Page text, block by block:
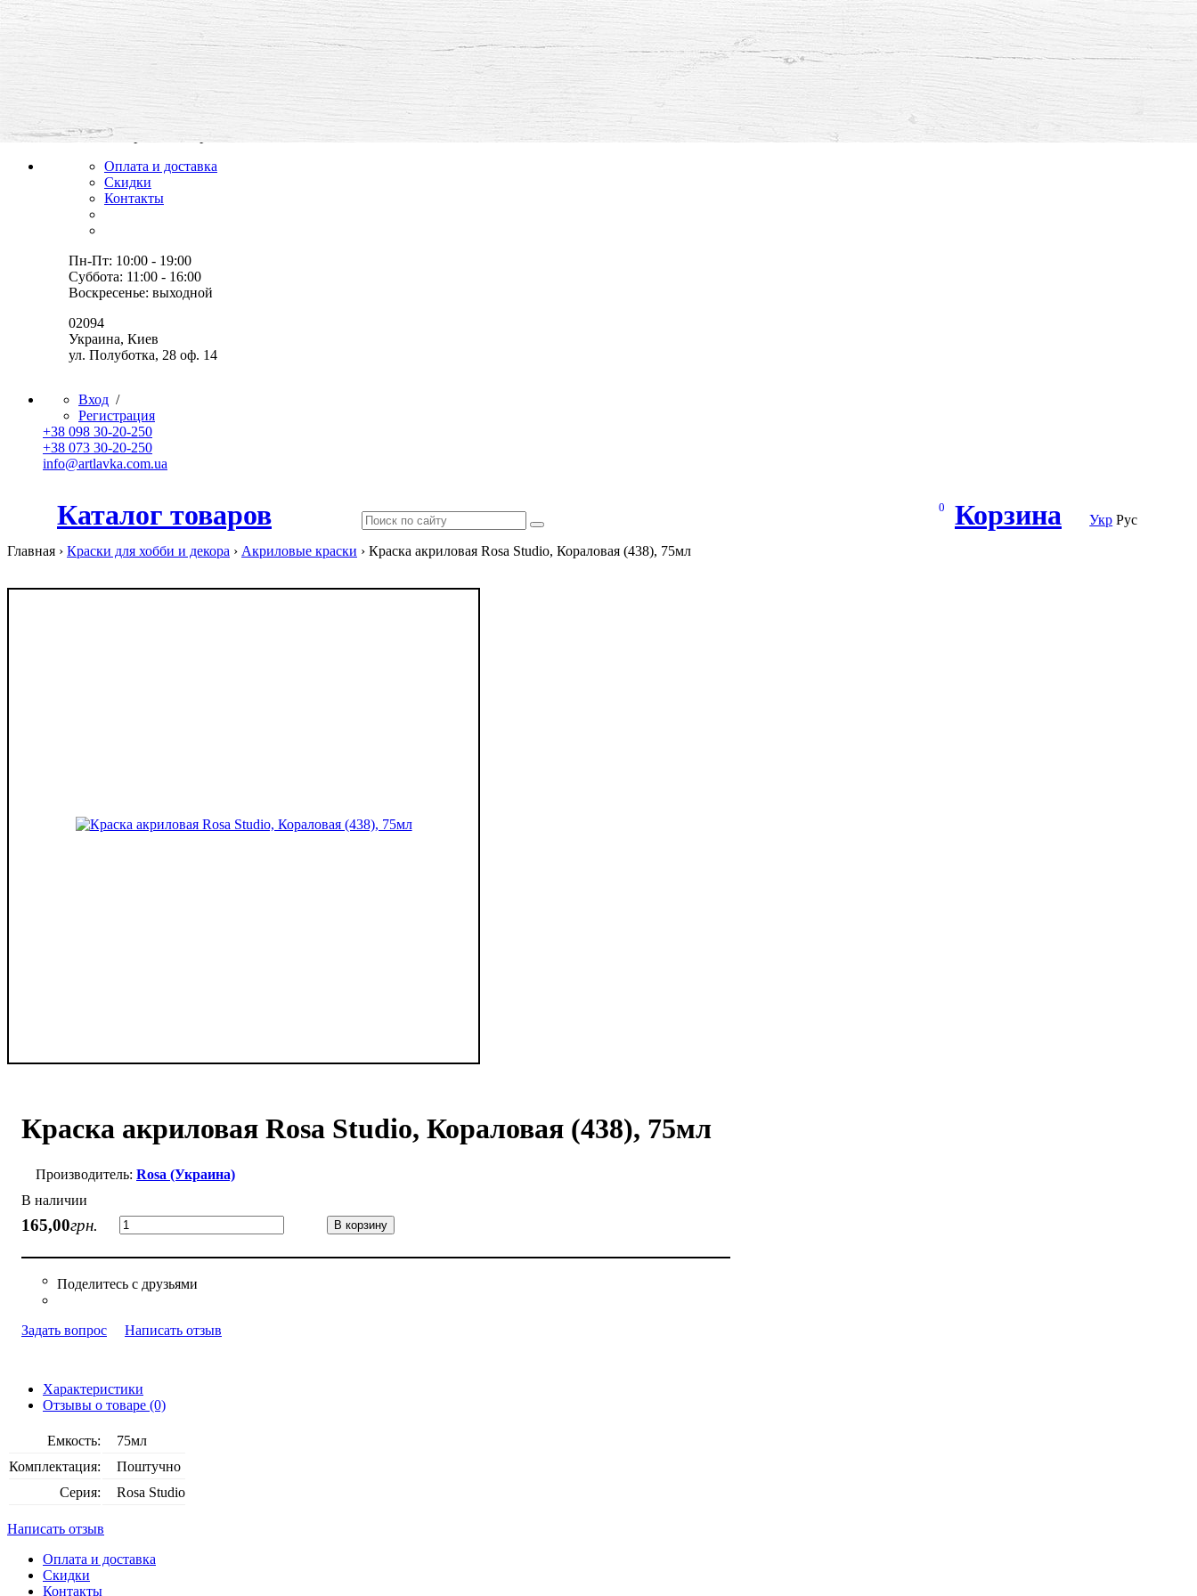
все для творчества и хобби,
товары, мастер-классы, идеи
Оплата и доставка
Скидки
Контакты
Пн-Пт: 10:00 - 19:00
Суббота: 11:00 - 16:00
Воскресенье: выходной
02094
Украина, Киев
ул. Полуботка, 28 оф. 14
Вход /
Регистрация
+38 098 30-20-250
+38 073 30-20-250
info@artlavka.com.ua
Каталог товаров Корзина
0
Укр Рус
Главная › Краски для хобби и декора › Акриловые краски › Краска акриловая Rosa Studio, Кораловая (438), 75мл
Краска акриловая Rosa Studio, Кораловая (438), 75мл
Rosa (Украина)
В наличии
165,00грн. В корзину
Задать вопрос Написать отзыв
Характеристики
Отзывы о товаре (0)
Емкость:
75мл
Комплектация:
Поштучно
Серия:
Rosa Studio
Написать отзыв
Оплата и доставка
Скидки
Контакты